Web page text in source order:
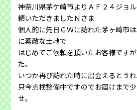
神奈川県茅ケ崎市よりＡＦ２４ジョ
頼いただきましたＮさま
個人的に先日ＧＷに訪れた茅ヶ崎市
に素敵な土地で
はじめてご依頼を頂いたお客様です
た。
いつか再び訪れた時に出会えるとうれ
只今点検整備中ですのでお届けまで
せ。